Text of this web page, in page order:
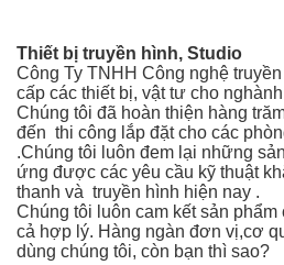
Thiết bị truyền hình, Studio
Công Ty TNHH Công nghệ
cấp các thiết bị, vật tư cho
Chúng tôi đã hoàn thiện hàng
đến thi công lắp đặt cho các
.Chúng tôi luôn đem lại những
ứng được các yêu cầu kỹ thuật
thanh và truyền hình hiện nay .
Chúng tôi luôn cam kết sản
cả hợp lý. Hàng ngàn đơn vị,cơ
dùng chúng tôi, còn bạn thì sao?